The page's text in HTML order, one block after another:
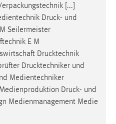
[...]
Druck- und
Seilermeister
E M
Drucktechnik
Drucktechniker und
Medientechniker
Druck- und
Medienmanagement Medie